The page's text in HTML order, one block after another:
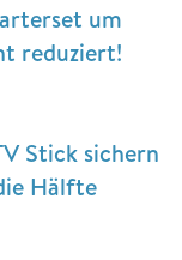
um
reduziert!
Stick sichern
Hälfte